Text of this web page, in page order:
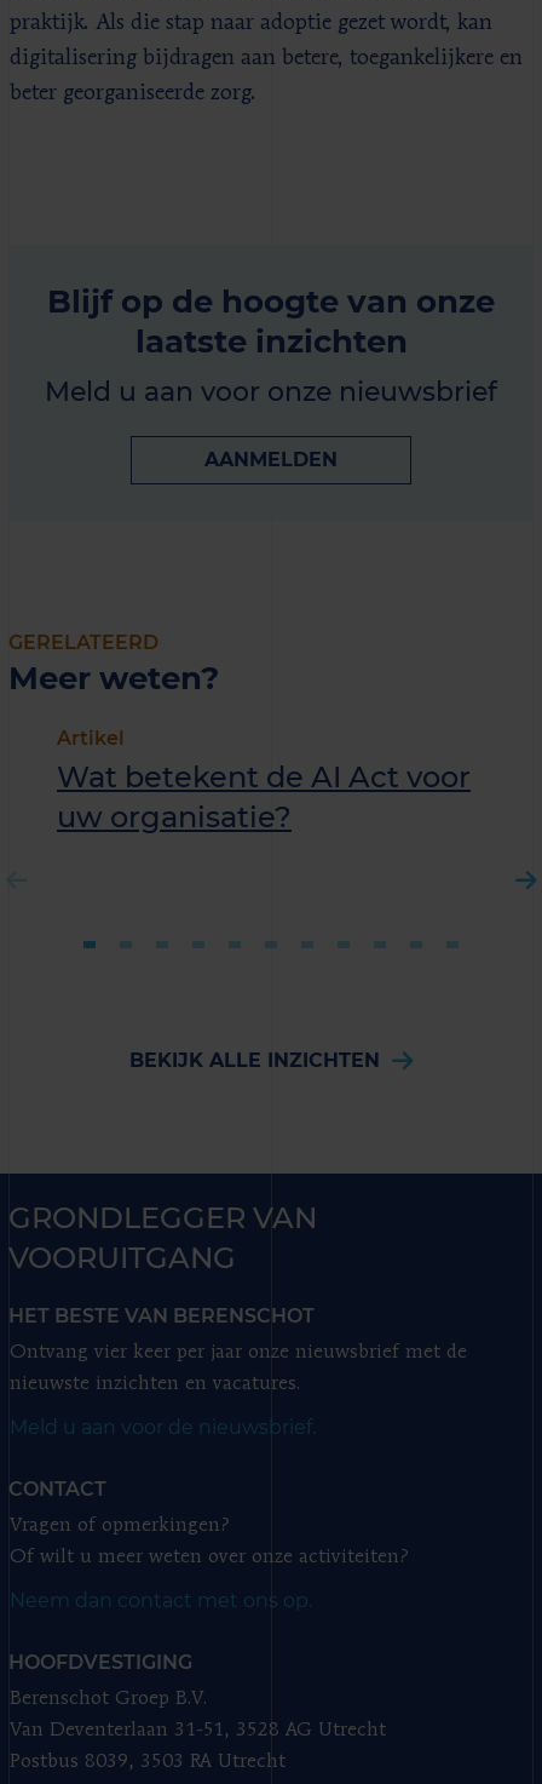
praktijk. Als die stap naar adoptie gezet wordt, kan
digitalisering bijdragen aan betere, toegankelijkere en
beter georganiseerde zorg.
Blijf op de hoogte van onze
laatste inzichten
Meld u aan voor onze nieuwsbrief
AANMELDEN
GERELATEERD
Meer weten?
Artikel
Wat betekent de AI Act voor
uw organisatie?
BEKIJK ALLE INZICHTEN
GRONDLEGGER VAN
VOORUITGANG
HET BESTE VAN BERENSCHOT
Ontvang vier keer per jaar onze nieuwsbrief met de
nieuwste inzichten en vacatures.
Meld u aan voor de nieuwsbrief.
CONTACT
Vragen of opmerkingen?
Of wilt u meer weten over onze activiteiten?
Neem dan contact met ons op.
HOOFDVESTIGING
Berenschot Groep B.V.
Van Deventerlaan 31-51, 3528 AG Utrecht
Postbus 8039, 3503 RA Utrecht